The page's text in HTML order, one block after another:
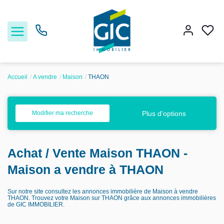
Acheter
Louer
Estimer
Accueil A vendre Maison THAON
Modifier ma recherche Plus d'options
Achat / Vente Maison THAON -
Maison a vendre à THAON
Sur notre site consultez les annonces immobilière de Maison à vendre
THAON. Trouvez votre Maison sur THAON grâce aux annonces immobilières
de GIC IMMOBILIER.